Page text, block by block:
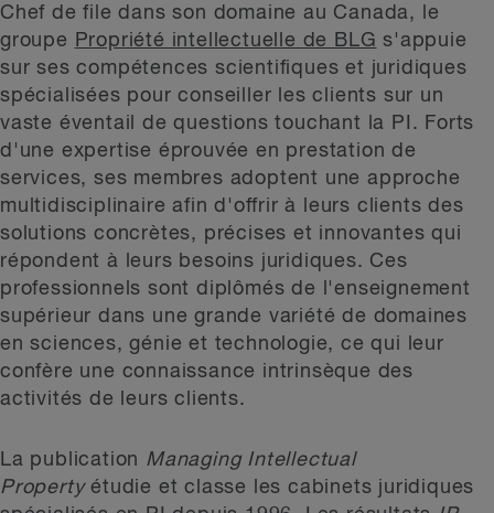
Chef de file dans son domaine au Canada, le
groupe
Propriété intellectuelle de BLG s'appuie
sur ses compétences scientifiques et juridiques
spécialisées pour conseiller les clients sur un
vaste éventail de questions touchant la PI. Forts
d'une expertise éprouvée en prestation de
services, ses membres adoptent une approche
multidisciplinaire afin d'offrir à leurs clients des
solutions concrètes, précises et innovantes qui
répondent à leurs besoins juridiques. Ces
professionnels sont diplômés de l'enseignement
supérieur dans une grande variété de domaines
en sciences, génie et technologie, ce qui leur
confère une connaissance intrinsèque des
activités de leurs clients.
La publication Managing Intellectual
Propertyétudie et classe les cabinets juridiques